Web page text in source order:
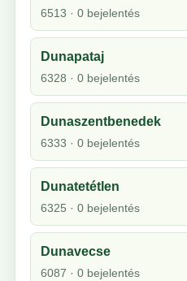
6513 · 0 bejelentés
Dunapataj
6328 · 0 bejelentés
Dunaszentbenedek
6333 · 0 bejelentés
Dunatetétlen
6325 · 0 bejelentés
Dunavecse
6087 · 0 bejelentés